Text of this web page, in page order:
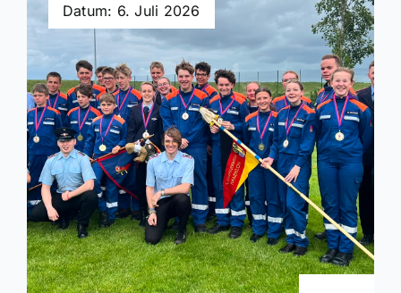
Datum: 6. Juli 2026